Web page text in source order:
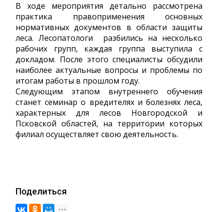
В ходе мероприятия детально рассмотрена
практика правоприменения основных
нормативных документов в области защиты
леса. Лесопатологи разбились на несколько
рабочих групп, каждая группа выступила с
докладом. После этого специалисты обсудили
наиболее актуальные вопросы и проблемы по
итогам работы в прошлом году.
Следующим этапом внутреннего обучения
станет семинар о вредителях и болезнях леса,
характерных для лесов Новгородской и
Псковской областей, на территории которых
филиал осуществляет свою деятельность.
Поделиться